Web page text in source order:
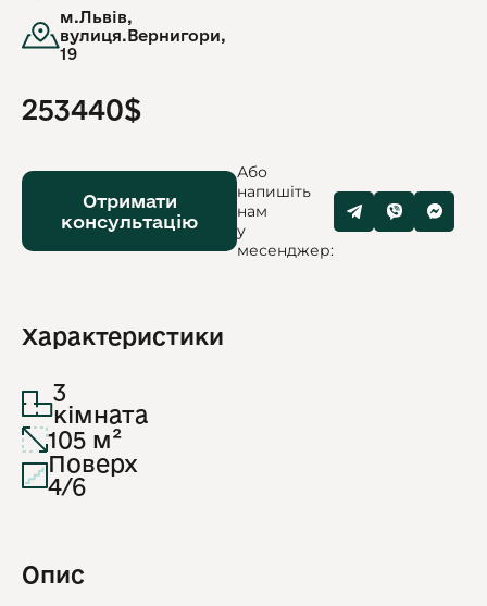
м.Львів,
вулиця.Вернигори,
19
253440$
Отримати
консультацію
Або
напишіть
нам
у
месенджер:
Характеристики
3
кімната
105 м²
Поверх
4/6
Опис